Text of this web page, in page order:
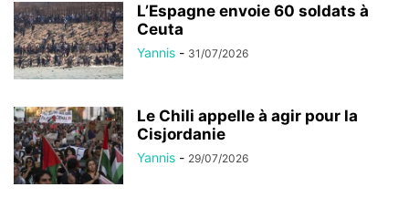
L’Espagne envoie 60 soldats à
Ceuta
Yannis - 31/07/2026
Le Chili appelle à agir pour la
Cisjordanie
Yannis - 29/07/2026